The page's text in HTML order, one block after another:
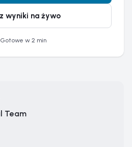
wyniki na żywo
Gotowe w 2 min
Team